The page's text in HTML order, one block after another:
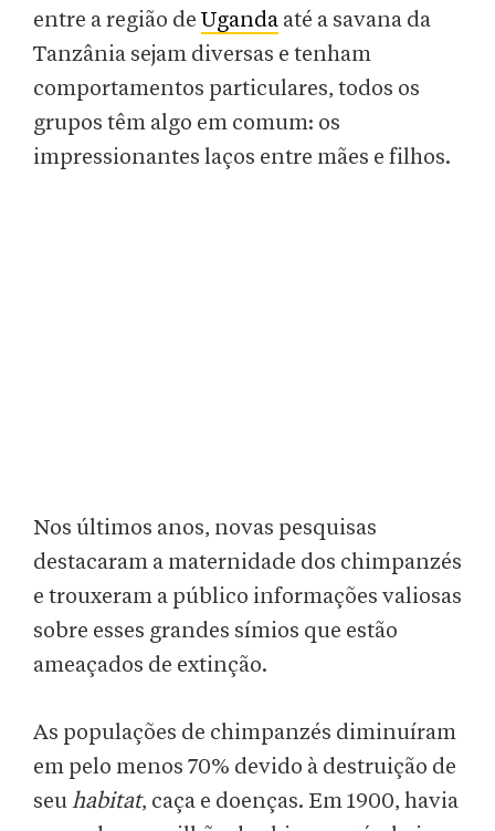
entre a região de Uganda até a savana da
Tanzânia sejam diversas e tenham
comportamentos particulares, todos os
grupos têm algo em comum: os
impressionantes laços entre mães e filhos.
Nos últimos anos, novas pesquisas
destacaram a maternidade dos chimpanzés
e trouxeram a público informações valiosas
sobre esses grandes símios que estão
ameaçados de extinção.
As populações de chimpanzés diminuíram
em pelo menos 70% devido à destruição de
seuhabitat, caça e doenças. Em 1900, havia